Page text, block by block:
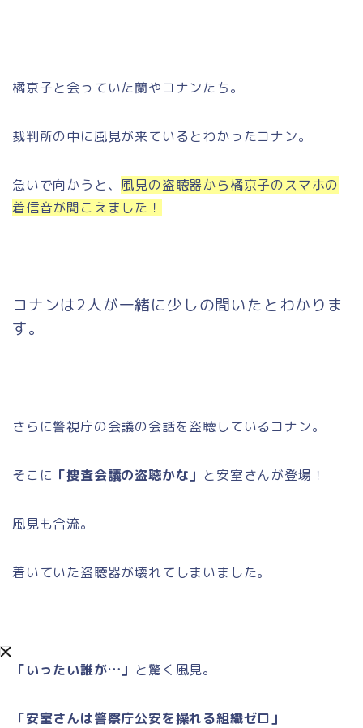
橘京子と会っていた蘭やコナンたち。
裁判所の中に風見が来ているとわかったコナン。
急いで向かうと、風見の盗聴器から橘京子のスマホの
着信音が聞こえました！
コナンは2人が一緒に少しの間いたとわかりま
す。
さらに警視庁の会議の会話を盗聴しているコナン。
そこに 「捜査会議の盗聴かな」 と安室さんが登場！
風見も合流。
着いていた盗聴器が壊れてしまいました。
「いったい誰が…」 と驚く風見。
「安室さんは警察庁公安を操れる組織ゼロ」